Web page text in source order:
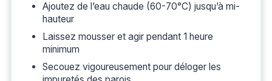
Ajoutez de l’eau chaude (60-70°C) jusqu’à mi-
hauteur
Laissez mousser et agir pendant 1 heure
minimum
Secouez vigoureusement pour déloger les